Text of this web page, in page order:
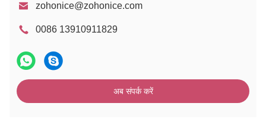
zohonice@zohonice.com
0086 13910911829
अब संपर्क करें